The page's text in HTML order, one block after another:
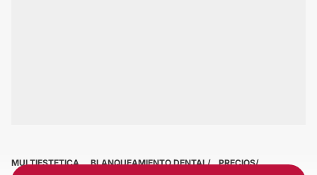
MULTIESTETICA BLANQUEAMIENTO DENTAL PRECIOS